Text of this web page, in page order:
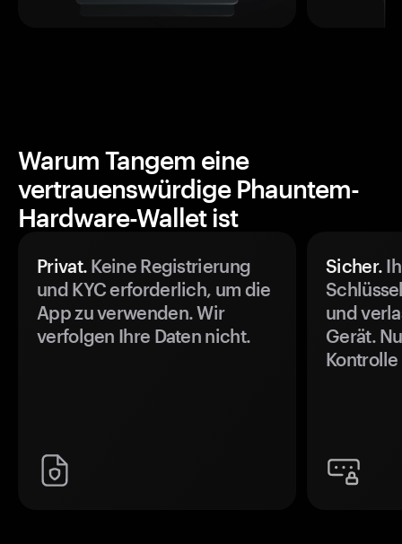
Warum Tangem eine
vertrauenswürdige Phauntem-
Hardware-Wallet ist
Privat. Keine Registrierung
und KYC erforderlich, um die
App zu verwenden. Wir
verfolgen Ihre Daten nicht.
Sicher.
und
Gerät.